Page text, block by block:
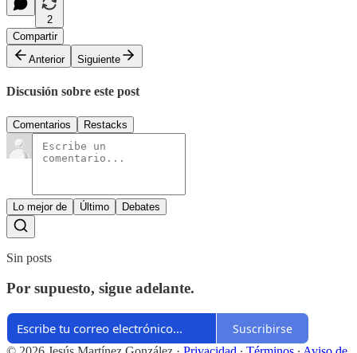
2
Compartir
Anterior
Siguiente
Discusión sobre este post
Comentarios Restacks
Lo mejor de Último Debates
Sin posts
Por supuesto, sigue adelante.
Suscribirse